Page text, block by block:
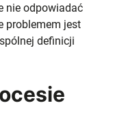
nie odpowiadać
problemem jest
definicji